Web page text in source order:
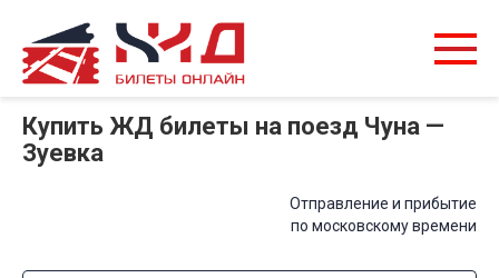
Купить ЖД билеты на поезд Чуна —
Зуевка
Отправление и прибытие
по московскому времени